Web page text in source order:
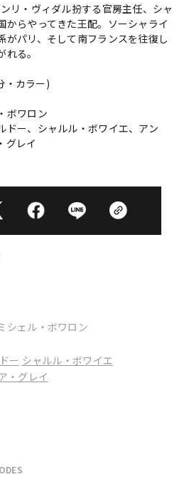
リ・ヴィダル扮する官房主任、シャ
からやってきた王配。ソーシャライ
がパリ、そして南フランスを往復し
る。
・カラー)
ボワロン
ドー、シャルル・ボワイエ、アン
グレイ
シェル・ボワロン
ー シャルル・ボワイエ
・グレイ